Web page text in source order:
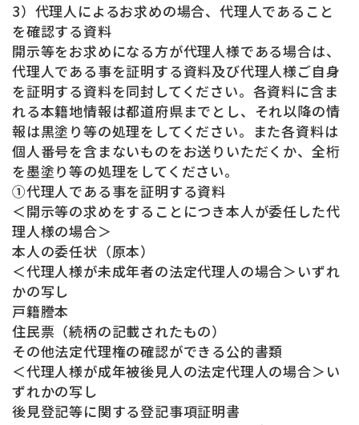
3）代理人によるお求めの場合、代理人であること
を確認する資料
開示等をお求めになる方が代理人様である場合は、
代理人である事を証明する資料及び代理人様ご自身
を証明する資料を同封してください。各資料に含ま
れる本籍地情報は都道府県までとし、それ以降の情
報は黒塗り等の処理をしてください。また各資料は
個人番号を含まないものをお送りいただくか、全桁
を墨塗り等の処理をしてください。
①代理人である事を証明する資料
＜開示等の求めをすることにつき本人が委任した代
理人様の場合＞
本人の委任状（原本）
＜代理人様が未成年者の法定代理人の場合＞いずれ
かの写し
戸籍謄本
住民票（続柄の記載されたもの）
その他法定代理権の確認ができる公的書類
＜代理人様が成年被後見人の法定代理人の場合＞い
ずれかの写し
後見登記等に関する登記事項証明書